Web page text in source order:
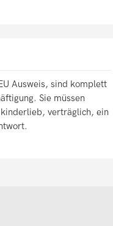
Ausweis, sind komplett
Sie müssen
verträglich, ein